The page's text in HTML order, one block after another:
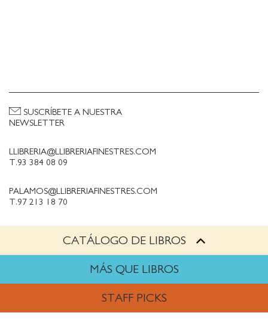
CATÁLOGO DE LIBROS
MÁS QUE LIBROS
STAFF PICKS
LLIBRERIA@LLIBRERIAFINESTRES.COM
T.93 384 08 09
PALAMOS@LLIBRERIAFINESTRES.COM
T.97 213 18 70
PALESTINA@LLIBRERIAFINESTRES.COM
TRABAJA CON NOSOTROS
SUSCRÍBETE A NUESTRA
NEWSLETTER